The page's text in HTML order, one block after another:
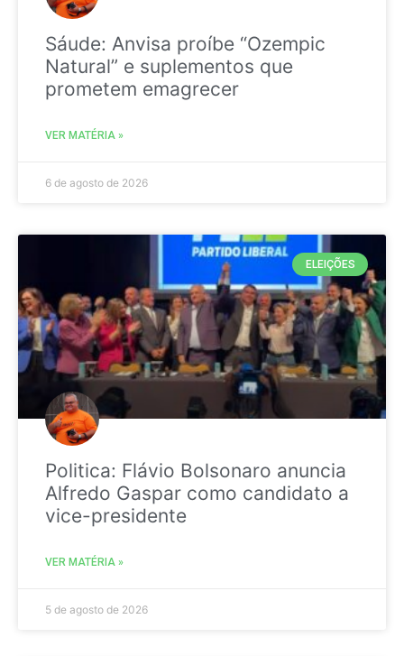
Sáude: Anvisa proíbe “Ozempic
Natural” e suplementos que
prometem emagrecer
VER MATÉRIA »
6 de agosto de 2026
ELEIÇÕES
Politica: Flávio Bolsonaro anuncia
Alfredo Gaspar como candidato a
vice-presidente
VER MATÉRIA »
5 de agosto de 2026